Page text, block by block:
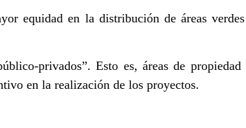
equidad en la distribución de áreas
privados”. Esto es, áreas de
en la realización de los proyectos.